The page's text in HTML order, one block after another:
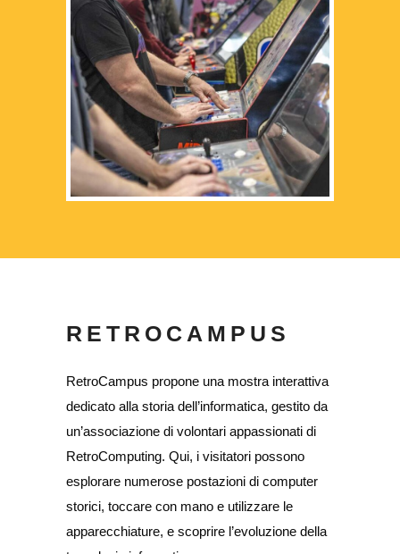
RETROCAMPUS
RetroCampus propone una mostra interattiva
dedicato alla storia dell’informatica, gestito da
un’associazione di volontari appassionati di
RetroComputing. Qui, i visitatori possono
esplorare numerose postazioni di computer
storici, toccare con mano e utilizzare le
apparecchiature, e scoprire l’evoluzione della